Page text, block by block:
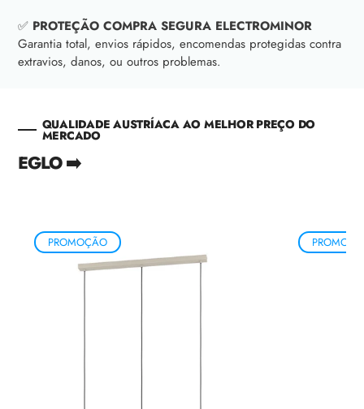
✅ PROTEÇÃO COMPRA SEGURA ELECTROMINOR
Garantia total, envios rápidos, encomendas protegidas contra
extravios, danos, ou outros problemas.
QUALIDADE AUSTRÍACA AO MELHOR PREÇO DO
MERCADO
EGLO ➡️
PROMOÇÃO